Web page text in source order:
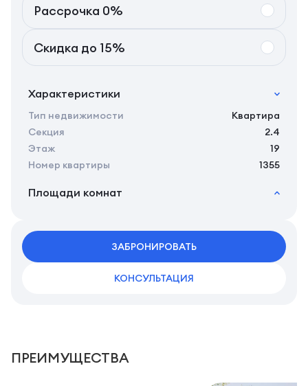
Рассрочка 0%
Скидка до 15%
Характеристики
Тип недвижимости
Квартира
Секция
2.4
Этаж
19
Номер квартиры
1355
Площади комнат
Жилая площадь 25.45 м
Площадь санузлов совместных 3,92 м2
ЗАБРОНИРОВАТЬ
КОНСУЛЬТАЦИЯ
ПРЕИМУЩЕСТВА